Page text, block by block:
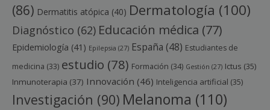
(86) Dermatitis atópica (40) Dermatología (100)
Diagnóstico (62) Educación médica (77)
Epidemiología (41) Epilepsia (27) España (48) Estudiantes de
medicina (33) estudio (78) Formación (34) Gestión (27) Ictus (35)
Inmunoterapia (37) Innovación (46) Inteligencia artificial (35)
Investigación (90) Melanoma (110)